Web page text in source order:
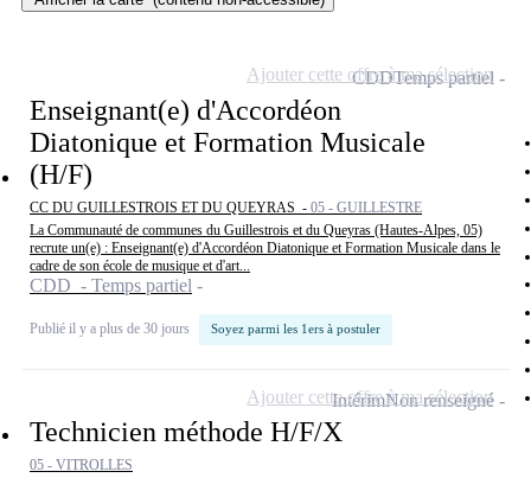
Enseignant(e) d'Accordéon
Diatonique et Formation Musicale
(H/F)
CC DU GUILLESTROIS ET DU QUEYRAS - 05 - GUILLESTRE
La Communauté de communes du Guillestrois et du Queyras (Hautes-Alpes, 05)
recrute un(e) : Enseignant(e) d'Accordéon Diatonique et Formation Musicale dans le
cadre de son école de musique et d'art...
CDD - Temps partiel
Publié il y a plus de 30 jours Soyez parmi les 1ers à postuler
CDDTemps partiel
Ajouter cette offre à ma sélection
Technicien méthode H/F/X
05 - VITROLLES
IntérimNon renseigné
Ajouter cette offre à ma sélection